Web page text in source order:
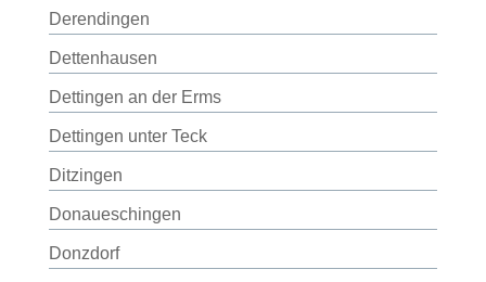
Derendingen
Dettenhausen
Dettingen an der Erms
Dettingen unter Teck
Ditzingen
Donaueschingen
Donzdorf